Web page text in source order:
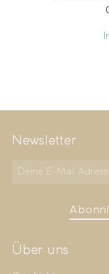
Newsletter
Über uns